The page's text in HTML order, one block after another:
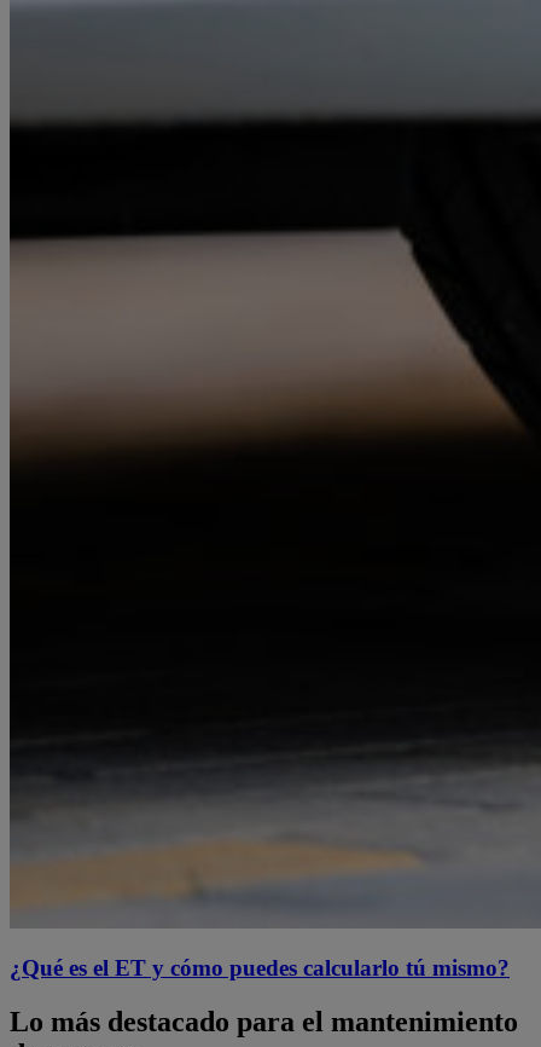
¿Qué es el ET y cómo puedes calcularlo tú mismo?
Lo más destacado para el mantenimiento